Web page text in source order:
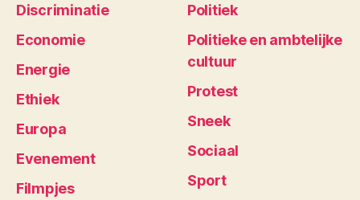
Discriminatie
Economie
Energie
Ethiek
Europa
Evenement
Filmpjes
Politiek
Politieke en ambtelijke
cultuur
Protest
Sneek
Sociaal
Sport